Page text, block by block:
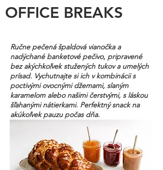
OFFICE BREAKS
Ručne pečená špaldová vianočka a
nadýchané banketové pečivo, pripravené
bez akýchkoľvek stužených tukov a umelých
prísad. Vychutnajte si ich v kombinácii s
poctivými ovocnými džemami, slaným
karamelom alebo našimi čerstvými, s láskou
šľahanými nátierkami. Perfektný snack na
akúkoľvek pauzu počas dňa.